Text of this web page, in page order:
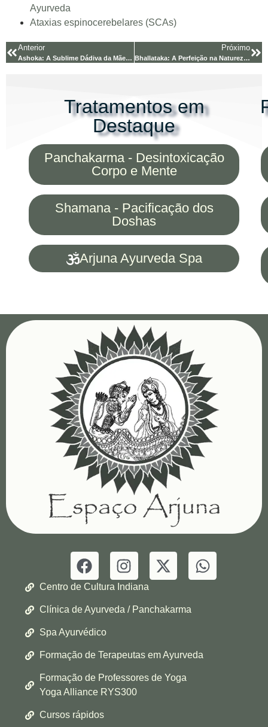
Ayurveda
Ataxias espinocerebelares (SCAs)
Anterior
Ashoka: A Sublime Dádiva da Mãe Natureza no
Próximo
Bhallataka: A Perfeição na Natureza Segundo
Tratamentos em
Destaque
Panchakarma - Desintoxicação
Corpo e Mente
Shamana - Pacificação dos
Doshas
Arjuna Ayurveda Spa
Centro de Cultura Indiana
Clínica de Ayurveda / Panchakarma
Spa Ayurvédico
Formação de Terapeutas em Ayurveda
Formação de Professores de Yoga
Yoga Alliance RYS300
Cursos rápidos